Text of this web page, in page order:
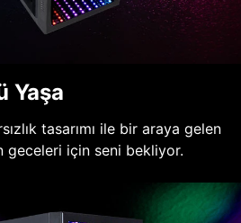
Yaşa
tasarımı ile bir araya gelen
geceleri için seni bekliyor.